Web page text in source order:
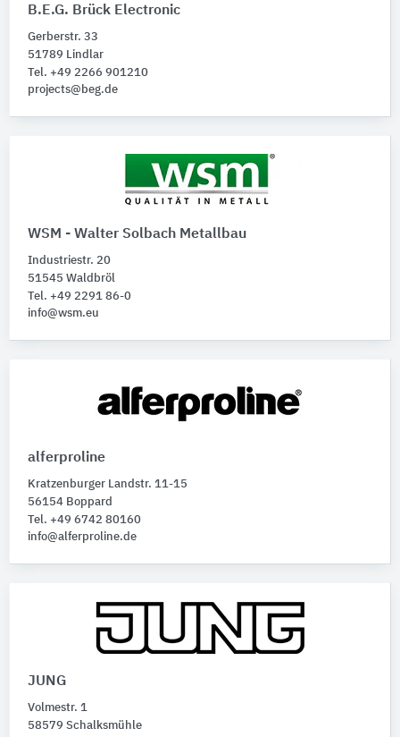
B.E.G. Brück Electronic
Gerberstr. 33
51789 Lindlar
Tel. +49 2266 901210
projects@beg.de
WSM - Walter Solbach Metallbau
Industriestr. 20
51545 Waldbröl
Tel. +49 2291 86-0
info@wsm.eu
alferproline
Kratzenburger Landstr. 11-15
56154 Boppard
Tel. +49 6742 80160
info@alferproline.de
JUNG
Volmestr. 1
58579 Schalksmühle